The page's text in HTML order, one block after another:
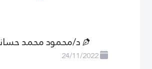
د/محمود محمد
24/11/2022